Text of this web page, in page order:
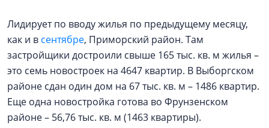
Лидирует по вводу жилья по предыдущему месяцу,
как и в сентябре, Приморский район. Там
застройщики достроили свыше 165 тыс. кв. м жилья –
это семь новостроек на 4647 квартир. В Выборгском
районе сдан один дом на 67 тыс. кв. м – 1486 квартир.
Еще одна новостройка готова во Фрунзенском
районе – 56,76 тыс. кв. м (1463 квартиры).